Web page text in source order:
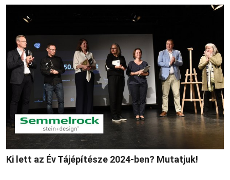
Ki lett az Év Tájépítésze 2024-ben? Mutatjuk!